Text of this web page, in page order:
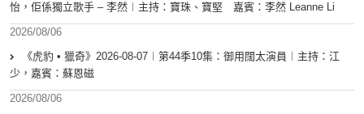
怡，佢係獨立歌手 – 李然︱主持：寶珠、寶堅 嘉賓：李然 Leanne Li
2026/08/06
《虎豹 • 獵奇》2026-08-07︱第44季10集：御用闊太演員︱主持：江
少，嘉賓：蘇恩磁
2026/08/06